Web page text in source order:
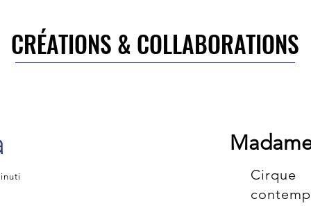
CRÉATIONS & COLLABORATIONS
CRÉATIONS & COLLABORATIONS
Cirque